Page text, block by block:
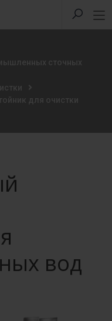
сточных
для очистки
вод